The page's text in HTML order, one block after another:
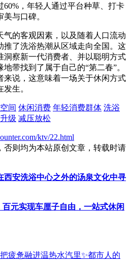
，年轻人通过平台种草、打卡
与口碑。
气的客观因素，以及随着人口流动
推了洗浴热潮从区域走向全国。这
洞察新一代消费者、并以聪明方式
带找到了属于自己的“第二春”。
来说，这意味着一场关于休闲方式
生。
间 休闲消费 年轻消费群体 洗浴
级 减压放松
ktv/22.html
否则均为本站原创文章，转载时请
西安洗浴中心之外的汤泉文化中寻
百元实现车厘子自由，一站式休闲